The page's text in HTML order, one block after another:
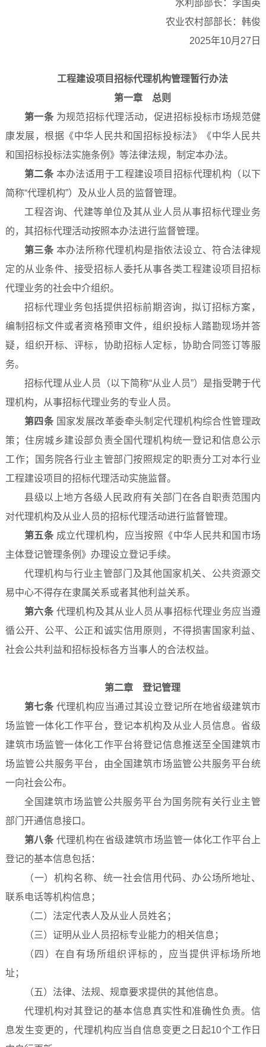
水利部部长：李国英
农业农村部部长：韩俊
2025年10月27日
工程建设项目招标代理机构管理暂行办法
第一章 总则
第一条 为规范招标代理活动，促进招标投标市场规范健
康发展，根据《中华人民共和国招标投标法》《中华人民共
和国招标投标法实施条例》等法律法规，制定本办法。
第二条 本办法适用于工程建设项目招标代理机构（以下
简称“代理机构”）及从业人员的监督管理。
工程咨询、代建等单位及其从业人员从事招标代理业务
的，其招标代理活动按照本办法进行监督管理。
第三条 本办法所称代理机构是指依法设立、符合法律规
定的从业条件、接受招标人委托从事各类工程建设项目招标
代理业务的社会中介组织。
招标代理业务包括提供招标前期咨询，拟订招标方案，
编制招标文件或者资格预审文件，组织投标人踏勘现场并答
疑，组织开标、评标，协助招标人定标，协助合同签订等服
务。
招标代理从业人员（以下简称“从业人员”）是指受聘于代
理机构，从事招标代理业务的专业人员。
第四条 国家发展改革委牵头制定代理机构综合性管理政
策；住房城乡建设部负责全国代理机构统一登记和信息公示
工作；国务院各行业主管部门按照规定的职责分工对本行业
工程建设项目的招标代理活动实施监督。
县级以上地方各级人民政府有关部门在各自职责范围内
对代理机构及从业人员的招标代理活动进行监督管理。
第五条 成立代理机构，应当按照《中华人民共和国市场
主体登记管理条例》办理设立登记手续。
代理机构与行业主管部门及其他国家机关、公共资源交
易中心不得存在隶属关系或者其他利益关系。
第六条 代理机构及其从业人员从事招标代理业务应当遵
循公开、公平、公正和诚实信用原则，不得损害国家利益、
社会公共利益和招标投标各方当事人的合法权益。
第二章 登记管理
第七条 代理机构应当通过其设立登记所在地省级建筑市
场监管一体化工作平台，登记本机构及从业人员信息。省级
建筑市场监管一体化工作平台将登记信息推送至全国建筑市
场监管公共服务平台，由全国建筑市场监管公共服务平台统
一向社会公布。
全国建筑市场监管公共服务平台为国务院有关行业主管
部门开通信息接口。
第八条 代理机构在省级建筑市场监管一体化工作平台上
登记的基本信息包括：
（一）机构名称、统一社会信用代码、办公场所地址、
联系电话等机构信息；
（二）法定代表人及从业人员姓名；
（三）证明从业人员招标专业能力的相关信息；
（四）在自有场所组织评标的，应当提供评标场所地
址；
（五）法律、法规、规章要求提供的其他信息。
代理机构对其登记的基本信息真实性和准确性负责。信
息发生变更的，代理机构应当自信息变更之日起10个工作日